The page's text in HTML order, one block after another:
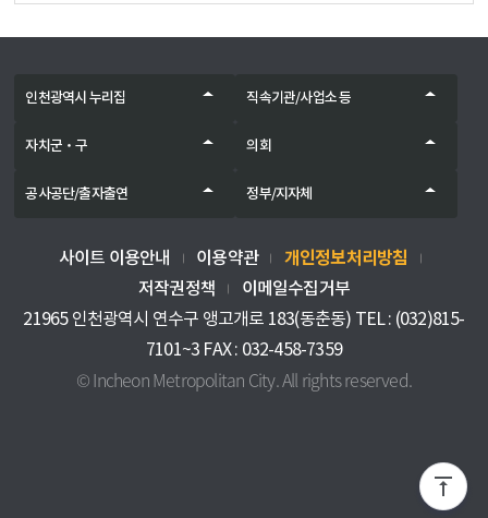
인천광역시 누리집 직속기관/사업소 등
자치군‧구 의회
공사공단/출자출연 정부/지자체
사이트 이용안내 이용약관 개인정보처리방침
저작권정책
이메일수집거부
21965 인천광역시 연수구 앵고개로 183(동춘동) TEL : (032)815-
7101~3 FAX : 032-458-7359
© Incheon Metropolitan City. All rights reserved.